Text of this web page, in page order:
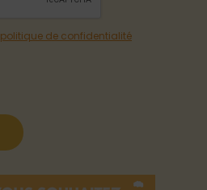
politique de confidentialité